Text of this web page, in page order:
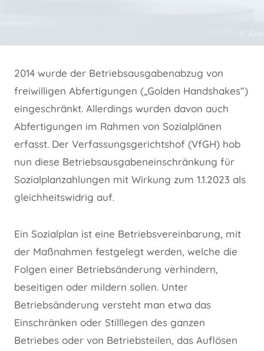
2014 wurde der Betriebsausgabenabzug von
freiwilligen Abfertigungen („Golden Handshakes“)
eingeschränkt. Allerdings wurden davon auch
Abfertigungen im Rahmen von Sozialplänen
erfasst. Der Verfassungsgerichtshof (VfGH) hob
nun diese Betriebsausgabeneinschränkung für
Sozialplanzahlungen mit Wirkung zum 1.1.2023 als
gleichheitswidrig auf.
Ein Sozialplan ist eine Betriebsvereinbarung, mit
der Maßnahmen festgelegt werden, welche die
Folgen einer Betriebsänderung verhindern,
beseitigen oder mildern sollen. Unter
Betriebsänderung versteht man etwa das
Einschränken oder Stilllegen des ganzen
Betriebes oder von Betriebsteilen, das Auflösen